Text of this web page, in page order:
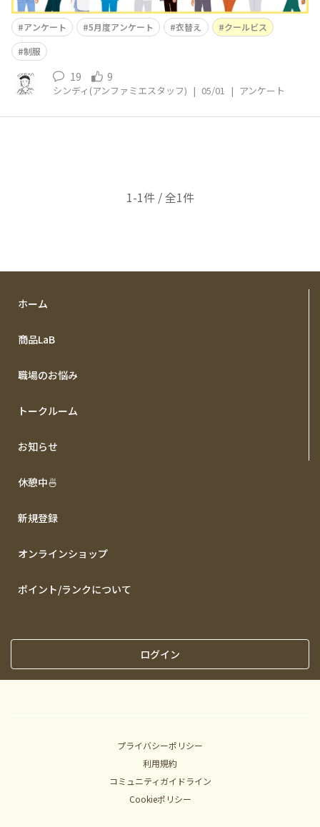
アンケート 5月度アンケート 衣替え
クールビス
制服
19 9
シンディ(アンファミエスタッフ) | 05/01 | アンケート
1-1件 / 全1件
ホーム
商品LaB
職場のお悩み
トークルーム
お知らせ
休憩中🍜
新規登録
オンラインショップ
ポイント/ランクについて
ログイン
プライバシーポリシー
利用規約
コミュニティガイドライン
Cookieポリシー